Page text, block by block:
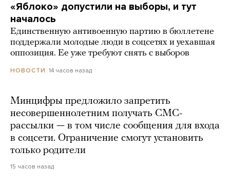
«Яблоко» допустили на выборы, и тут
началось
Единственную антивоенную партию в бюллетене
поддержали молодые люди в соцсетях и уехавшая
оппозиция. Ее уже требуют снять с выборов
НОВОСТИ 14 часов назад
Минцифры предложило запретить
несовершеннолетним получать СМС-
рассылки — в том числе сообщения для входа
в соцсети. Ограничение смогут установить
только родители
15 часов назад